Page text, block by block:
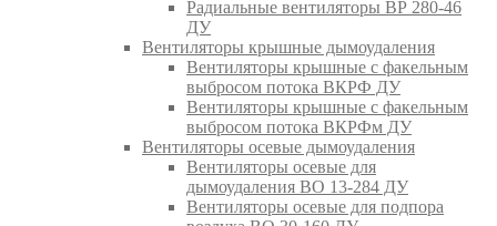
Радиальные вентиляторы ВР 280-46
ДУ
Вентиляторы крышные дымоудаления
Вентиляторы крышные с факельным
выбросом потока ВКРФ ДУ
Вентиляторы крышные с факельным
выбросом потока ВКРФм ДУ
Вентиляторы осевые дымоудаления
Вентиляторы осевые для
дымоудаления ВО 13-284 ДУ
Вентиляторы осевые для подпора